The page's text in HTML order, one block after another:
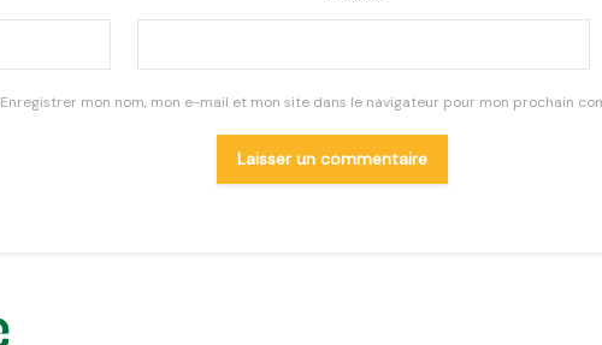
Enregistrer mon nom, mon e-mail et mon site dans le navigateur pour mon prochain